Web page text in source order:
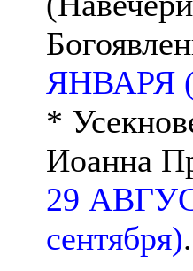
ЯНВАРЯ
*
Иоанна
29
сентября).